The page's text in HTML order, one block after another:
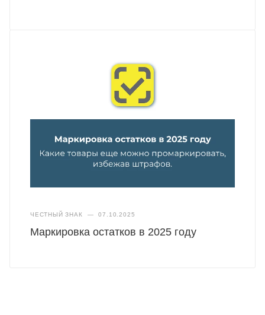
ЧЕСТНЫЙ ЗНАК — 07.10.2025
Маркировка остатков в 2025 году